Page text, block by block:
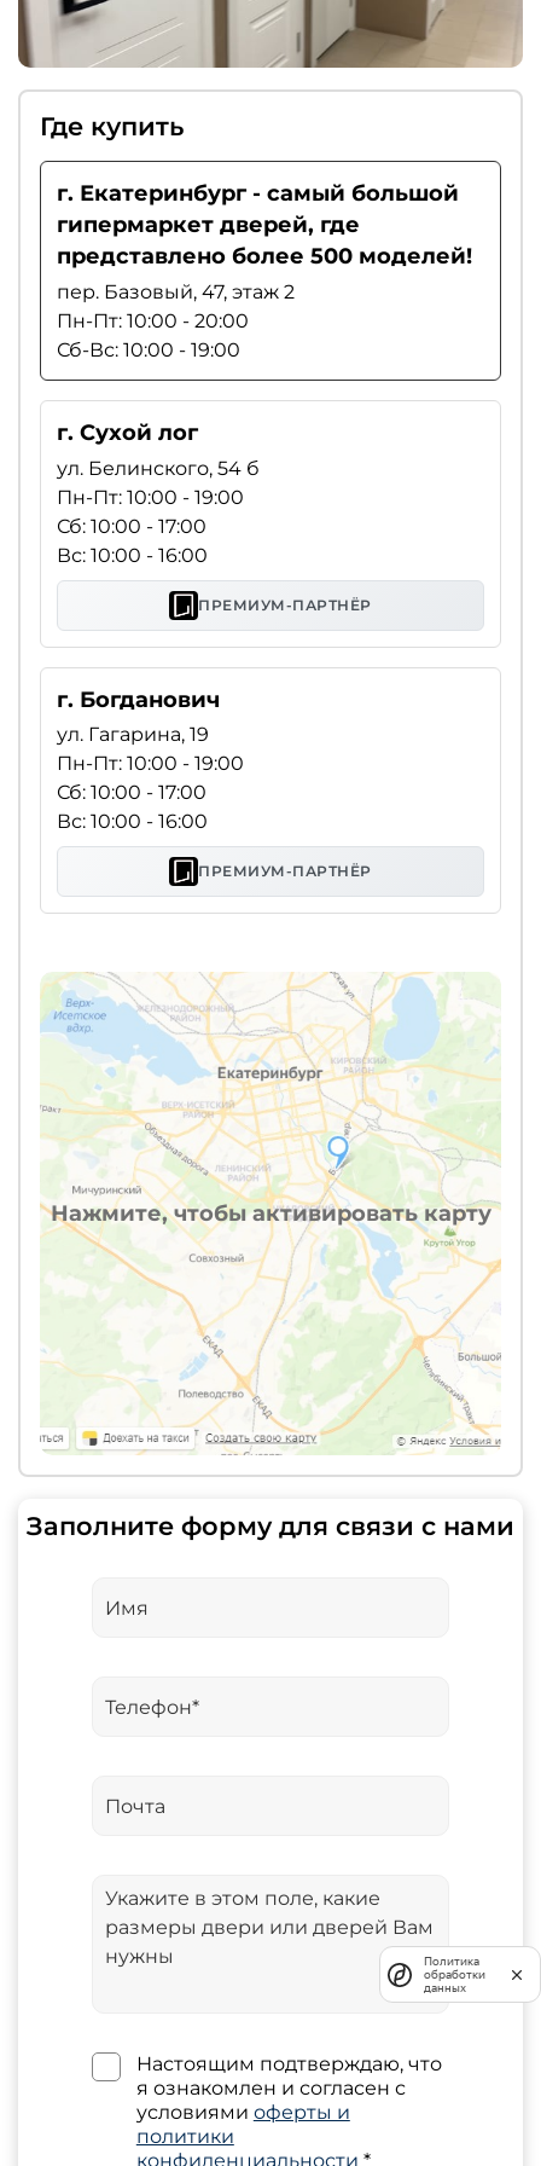
Нажмите, чтобы активировать карту
Где купить
г. Екатеринбург - самый большой
гипермаркет дверей, где
представлено более 500 моделей!
пер. Базовый, 47, этаж 2
Пн-Пт: 10:00 - 20:00
Сб-Вс: 10:00 - 19:00
г. Сухой лог
ул. Белинского, 54 б
Пн-Пт: 10:00 - 19:00
Сб: 10:00 - 17:00
Вс: 10:00 - 16:00
ПРЕМИУМ-ПАРТНЁР
г. Богданович
ул. Гагарина, 19
Пн-Пт: 10:00 - 19:00
Сб: 10:00 - 17:00
Вс: 10:00 - 16:00
ПРЕМИУМ-ПАРТНЁР
Заполните форму для связи с нами
Настоящим подтверждаю, что
я ознакомлен и согласен с
условиями оферты и
политики
конфиденциальности *
Политика
обработки
данных